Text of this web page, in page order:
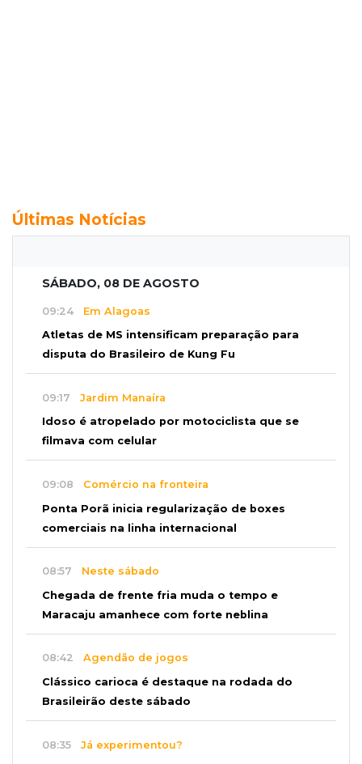
Últimas Notícias
SÁBADO, 08 DE AGOSTO
09:24 Em Alagoas
Atletas de MS intensificam preparação para
disputa do Brasileiro de Kung Fu
09:17 Jardim Manaíra
Idoso é atropelado por motociclista que se
filmava com celular
09:08 Comércio na fronteira
Ponta Porã inicia regularização de boxes
comerciais na linha internacional
08:57 Neste sábado
Chegada de frente fria muda o tempo e
Maracaju amanhece com forte neblina
08:42 Agendão de jogos
Clássico carioca é destaque na rodada do
Brasileirão deste sábado
08:35 Já experimentou?